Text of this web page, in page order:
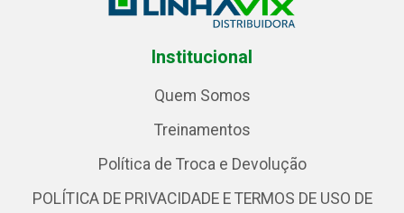
Institucional
Quem Somos
Treinamentos
Política de Troca e Devolução
POLÍTICA DE PRIVACIDADE E TERMOS DE USO DE